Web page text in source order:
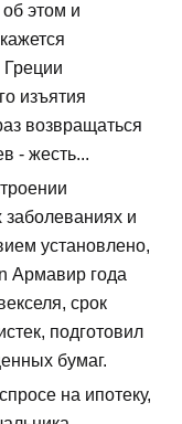
этом и
изъятия
возвращаться
- жесть...
и
установлено,
Армавир года
срок
подготовил
бумаг.
на ипотеку,